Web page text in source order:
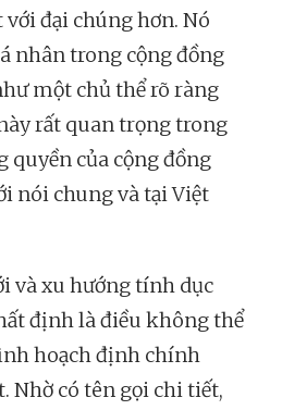
đại chúng hơn. Nó
nhân trong cộng đồng
một chủ thể rõ ràng
rất quan trọng trong
quyền của cộng đồng
nói chung và tại Việt
và xu hướng tính dục
định là điều không thể
hoạch định chính
Nhờ có tên gọi chi tiết,